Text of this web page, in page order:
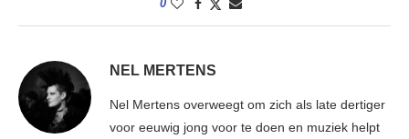
0
NEL MERTENS
Nel Mertens overweegt om zich als late dertiger
voor eeuwig jong voor te doen en muziek helpt